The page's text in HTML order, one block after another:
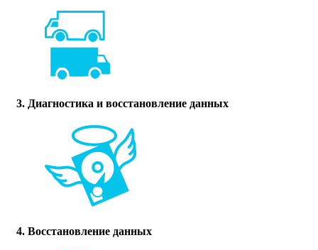
3. Диагностика и восстановление данных
4. Восстановление данных